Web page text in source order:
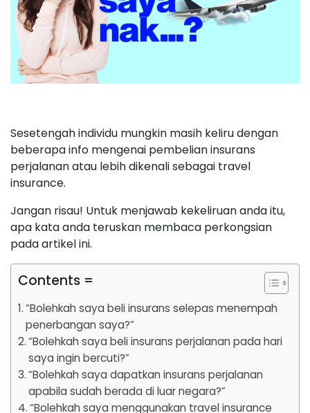
Sesetengah individu mungkin masih keliru dengan
beberapa info mengenai pembelian insurans
perjalanan atau lebih dikenali sebagai travel
insurance.
Jangan risau! Untuk menjawab kekeliruan anda itu,
apa kata anda teruskan membaca perkongsian
pada artikel ini.
Contents =
“Bolehkah saya beli insurans selepas menempah
penerbangan saya?”
“Bolehkah saya beli insurans perjalanan pada hari
saya ingin bercuti?”
“Bolehkah saya dapatkan insurans perjalanan
apabila sudah berada di luar negara?”
“Bolehkah saya menggunakan travel insurance